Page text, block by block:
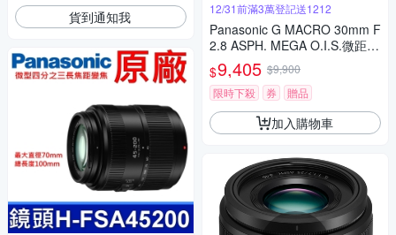
貨到通知我 12/31前滿3萬登記送1212
Panasonic G MACRO 30mm F
2.8 ASPH. MEGA O.I.S.微距鏡
頭 公司貨
$9,405 $9,900
限時下殺
券 贈品
加入購物車